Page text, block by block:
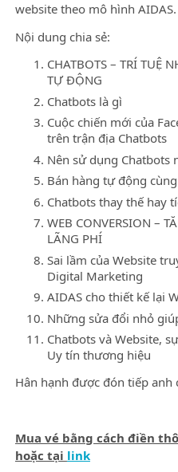
website theo mô hình AIDAS.
Nội dung chia sẻ:
CHATBOTS – TRÍ TUỆ
TỰ ĐỘNG
Chatbots là gì
Cuộc chiến mới của
trên trận địa Chatbots
Nên sử dụng Chatbots
Bán hàng tự động
Chatbots thay thế hay
WEB CONVERSION –
LÃNG PHÍ
Sai lầm của Website
Digital Marketing
AIDAS cho thiết kế lại
Những sửa đổi nhỏ
Chatbots và Website,
Uy tín thương hiệu
Hân hạnh được đón tiếp anh
Mua vé bằng cách điền
hoặc tại link